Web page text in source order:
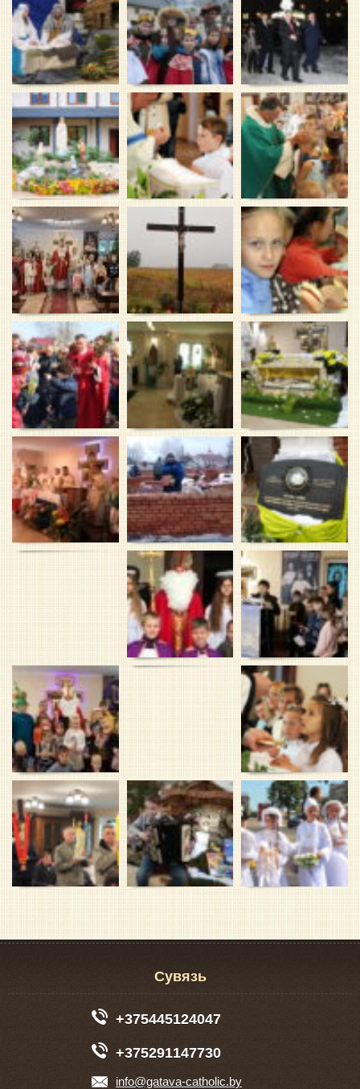
Сувязь
+375445124047
+375291147730
info@gatava-catholic.by